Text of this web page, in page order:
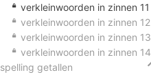
verkleinwoorden in zinnen 11
verkleinwoorden in zinnen 12
verkleinwoorden in zinnen 13
verkleinwoorden in zinnen 14
spelling getallen